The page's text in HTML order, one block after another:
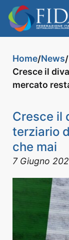
Home/News/
Cresce il
mercato
Cresce il
terziario
che mai
7 Giugno